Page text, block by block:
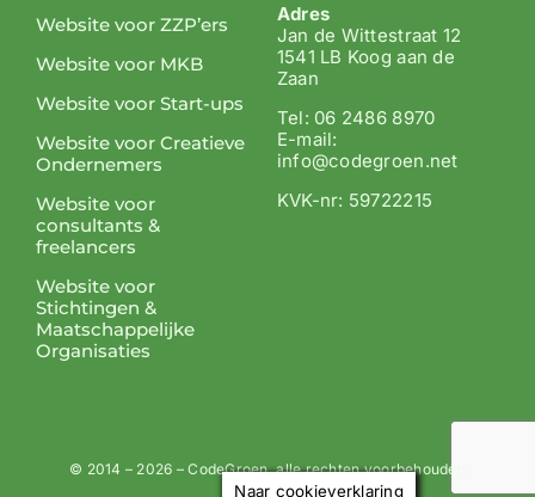
Website voor ZZP’ers
Website voor MKB
Website voor Start-ups
Website voor Creatieve
Ondernemers
Website voor
consultants &
freelancers
Website voor
Stichtingen &
Maatschappelijke
Organisaties
Adres
Jan de Wittestraat 12
1541 LB Koog aan de
Zaan
Tel: 06 2486 8970
E-mail:
info@codegroen.net
KVK-nr: 59722215
© 2014 – 2026 – CodeGroen, alle rechten voorbehouden
Naar cookieverklaring